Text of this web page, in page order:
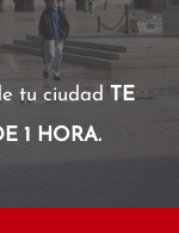
tu ciudad TE
1 HORA.